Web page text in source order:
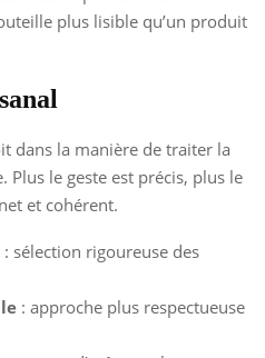
plus lisible qu’un produit
dans la manière de traiter la
Plus le geste est précis, plus le
et cohérent.
: sélection rigoureuse des
: approche plus respectueuse